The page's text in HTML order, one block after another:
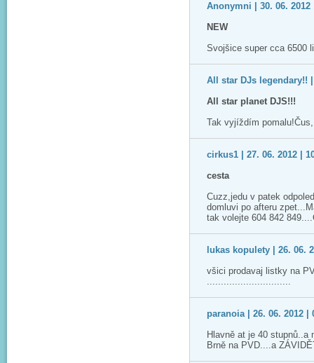
Anonymni | 30. 06. 2012
NEW
Svojšice super cca 6500
All star DJs legendary!! |
All star planet DJS!!!
Tak vyjíždím
cirkus1 | 27. 06. 2012 |
cesta
Cuzz,jedu v patek
domluvi po afteru
tak volejte 604 842
lukas kopulety | 26. 06.
všici prodavaj listky na
..............................
paranoia | 26. 06. 2012 |
Hlavně at je 40
Brně na PVD....a